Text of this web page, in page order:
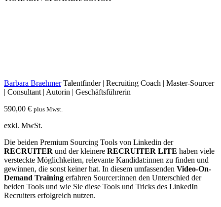
Barbara Braehmer Talentfinder | Recruiting Coach | Master-Sourcer
| Consultant | Autorin | Geschäftsführerin
590,00 € plus Mwst.
exkl. MwSt.
Die beiden Premium Sourcing Tools von Linkedin der
RECRUITER und der kleinere RECRUITER LITE haben viele
versteckte Möglichkeiten, relevante Kandidat:innen zu finden und
gewinnen, die sonst keiner hat. In diesem umfassenden Video-On-
Demand Training erfahren Sourcer:innen den Unterschied der
beiden Tools und wie Sie diese Tools und Tricks des LinkedIn
Recruiters erfolgreich nutzen.